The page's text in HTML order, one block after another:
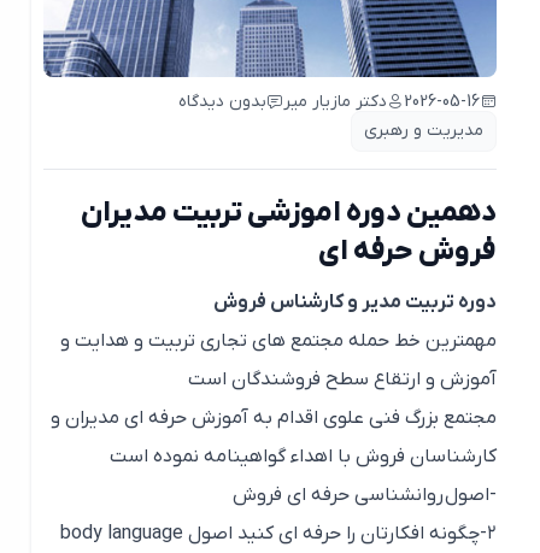
2026-05-16 دکتر مازیار میر
بدون دیدگاه
مدیریت و رهبری
دهمین دوره اموزشی تربیت مدیران
فروش حرفه ای
دوره تربیت مدیر و کارشناس فروش
مهمترین خط حمله مجتمع های تجاری تربیت و هدایت و
آموزش و ارتقاع سطح فروشندگان است
مجتمع بزرگ فنی علوی اقدام به آموزش حرفه ای مدیران و
کارشناسان فروش با اهداء گواهینامه نموده است
-اصول روانشناسی حرفه ای فروش